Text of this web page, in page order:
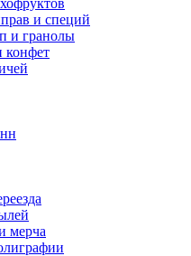
и специй
и гранолы
конфет
мерча